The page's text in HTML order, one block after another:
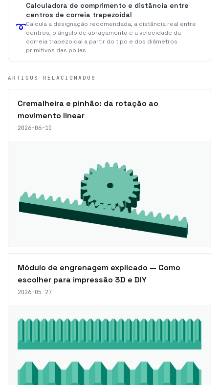
➰
Calculadora de comprimento e distância entre
centros de correia trapezoidal
Calcula a designação recomendada, a distância real entre
centros, o ângulo de abraçamento e a velocidade da
correia trapezoidal a partir do tipo e dos diâmetros
primitivos das polias
ARTIGOS RELACIONADOS
Cremalheira e pinhão: da rotação ao
movimento linear
2026-06-10
Módulo de engrenagem explicado — Como
escolher para impressão 3D e DIY
2026-05-27